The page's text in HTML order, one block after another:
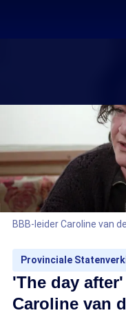
BBB-leider Caroline van
Provinciale
'The day
Caroline van